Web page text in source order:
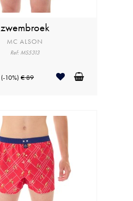
zwembroek
MC ALSON
Ref: MS5313
(-10%) € 89